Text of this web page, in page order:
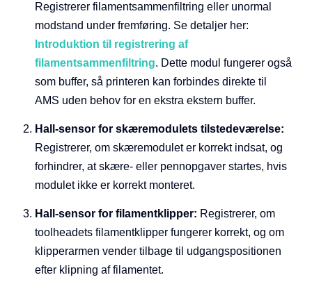
Registrerer filamentsammenfiltring eller unormal
modstand under fremføring. Se detaljer her:
Introduktion til registrering af
filamentsammenfiltring. Dette modul fungerer også
som buffer, så printeren kan forbindes direkte til
AMS uden behov for en ekstra ekstern buffer.
Hall-sensor for skæremodulets tilstedeværelse:
Registrerer, om skæremodulet er korrekt indsat, og
forhindrer, at skære- eller pennopgaver startes, hvis
modulet ikke er korrekt monteret.
Hall-sensor for filamentklipper: Registrerer, om
toolheadets filamentklipper fungerer korrekt, og om
klipperarmen vender tilbage til udgangspositionen
efter klipning af filamentet.